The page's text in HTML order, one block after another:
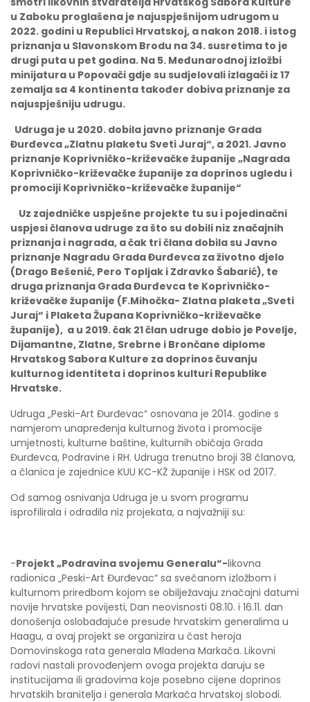
u Zaboku proglašena je najuspješnijom udrugom u
2022. godini u Republici Hrvatskoj, a nakon 2018. i istog
priznanja u Slavonskom Brodu na 34. susretima to je
drugi puta u pet godina. Na 5. Međunarodnoj izložbi
minijatura u Popovači gdje su sudjelovali izlagači iz 17
zemalja sa 4 kontinenta također dobiva priznanje za
najuspješniju udrugu.
Udruga je u 2020. dobila javno priznanje Grada
Đurđevca „Zlatnu plaketu Sveti Juraj“, a 2021. Javno
priznanje Koprivničko-križevačke županije „Nagrada
Koprivničko-križevačke županije za doprinos ugledu i
promociji Koprivničko-križevačke županije“
Uz zajedničke uspješne projekte tu su i pojedinačni
uspjesi članova udruge za što su dobili niz značajnih
priznanja i nagrada, a čak tri člana dobila su Javno
priznanje Nagradu Grada Đurđevca za životno djelo
(Drago Bešenić, Pero Topljak i Zdravko Šabarić), te
druga priznanja Grada Đurđevca te Koprivničko-
križevačke županije (F.Mihočka- Zlatna plaketa „Sveti
Juraj“ i Plaketa Župana Koprivničko-križevačke
županije), a u 2019. čak 21 član udruge dobio je Povelje,
Dijamantne, Zlatne, Srebrne i Brončane diplome
Hrvatskog Sabora Kulture za doprinos čuvanju
kulturnog identiteta i doprinos kulturi Republike
Hrvatske.
Udruga „Peski-Art Đurđevac“ osnovana je 2014. godine s
namjerom unapređenja kulturnog života i promocije
umjetnosti, kulturne baštine, kulturnih običaja Grada
Đurđevca, Podravine i RH. Udruga trenutno broji 38 članova,
a članica je zajednice KUU KC-KŽ županije i HSK od 2017.
Od samog osnivanja Udruga je u svom programu
isprofilirala i odradila niz projekata, a najvažniji su:
-Projekt „Podravina svojemu Generalu“-likovna
radionica „Peski-Art Đurđevac“ sa svečanom izložbom i
kulturnom priredbom kojom se obilježavaju značajni datumi
novije hrvatske povijesti, Dan neovisnosti 08.10. i 16.11. dan
donošenja oslobađajuće presude hrvatskim generalima u
Haagu, a ovaj projekt se organizira u čast heroja
Domovinskoga rata generala Mladena Markača. Likovni
radovi nastali provođenjem ovoga projekta daruju se
institucijama ili gradovima koje posebno cijene doprinos
hrvatskih branitelja i generala Markača hrvatskoj slobodi.